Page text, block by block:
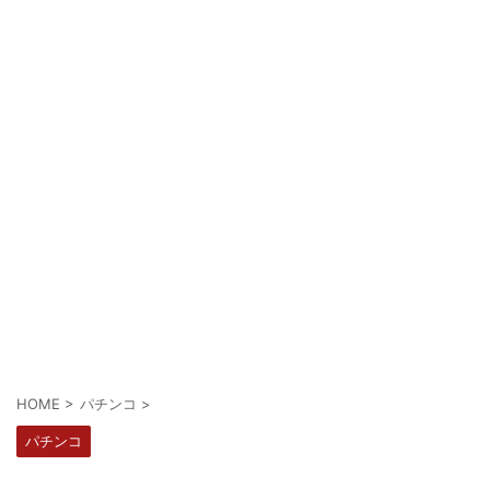
HOME > パチンコ >
パチンコ